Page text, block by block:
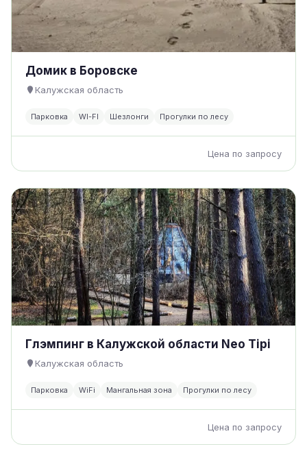
Домик в Боровске
Калужская область
Парковка WI-FI Шезлонги Прогулки по лесу
Цена по запросу
Глэмпинг в Калужской области Neo Tipi
Калужская область
Парковка WiFi Мангальная зона Прогулки по лесу
Цена по запросу